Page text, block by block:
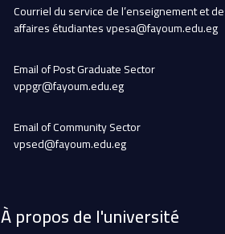
Courriel du service de l’enseignement et
affaires étudiantes vpesa@fayoum.edu.eg
Email of Post Graduate Sector
vppgr@fayoum.edu.eg
Email of Community Sector
vpsed@fayoum.edu.eg
À propos de l'université